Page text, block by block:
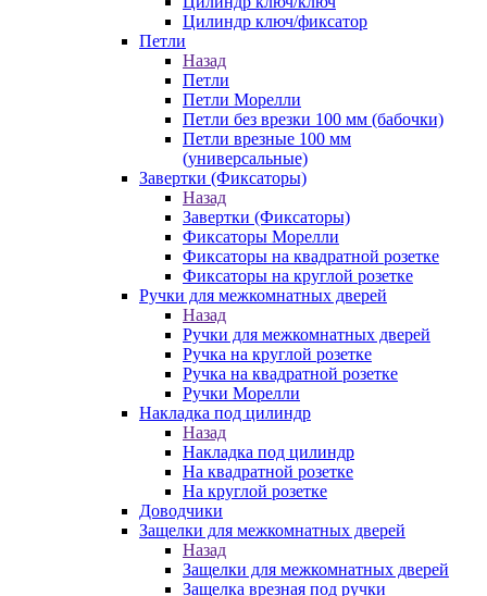
Цилиндр ключ/фиксатор
Петли
Назад
Петли
Петли Морелли
Петли без врезки 100 мм (бабочки)
Петли врезные 100 мм
(универсальные)
Завертки (Фиксаторы)
Назад
Завертки (Фиксаторы)
Фиксаторы Морелли
Фиксаторы на квадратной розетке
Фиксаторы на круглой розетке
Ручки для межкомнатных дверей
Назад
Ручки для межкомнатных дверей
Ручка на круглой розетке
Ручка на квадратной розетке
Ручки Морелли
Накладка под цилиндр
Назад
Накладка под цилиндр
На квадратной розетке
На круглой розетке
Доводчики
Защелки для межкомнатных дверей
Назад
Защелки для межкомнатных дверей
Защелка врезная под ручки